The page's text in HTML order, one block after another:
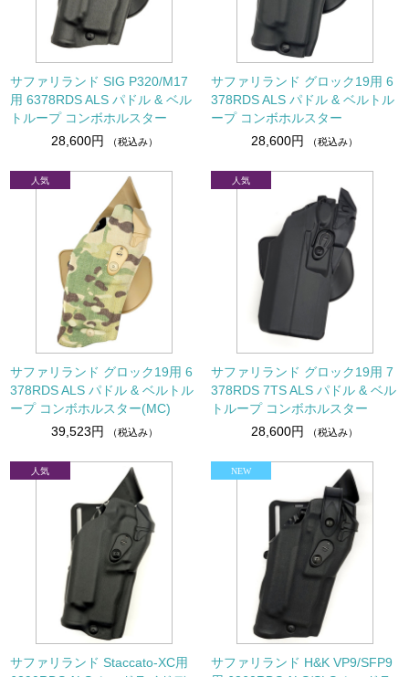
サファリランド SIG P320/M17
用 6378RDS ALS パドル & ベル
トループ コンボホルスター
28,600円
（税込み）
サファリランド グロック19用 6
378RDS ALS パドル & ベルトル
ープ コンボホルスター
28,600円
（税込み）
サファリランド グロック19用 6
378RDS ALS パドル & ベルトル
ープ コンボホルスター(MC)
39,523円
（税込み）
サファリランド グロック19用 7
378RDS 7TS ALS パドル & ベル
トループ コンボホルスター
28,600円
（税込み）
サファリランド Staccato-XC用
サファリランド H&K VP9/SFP9